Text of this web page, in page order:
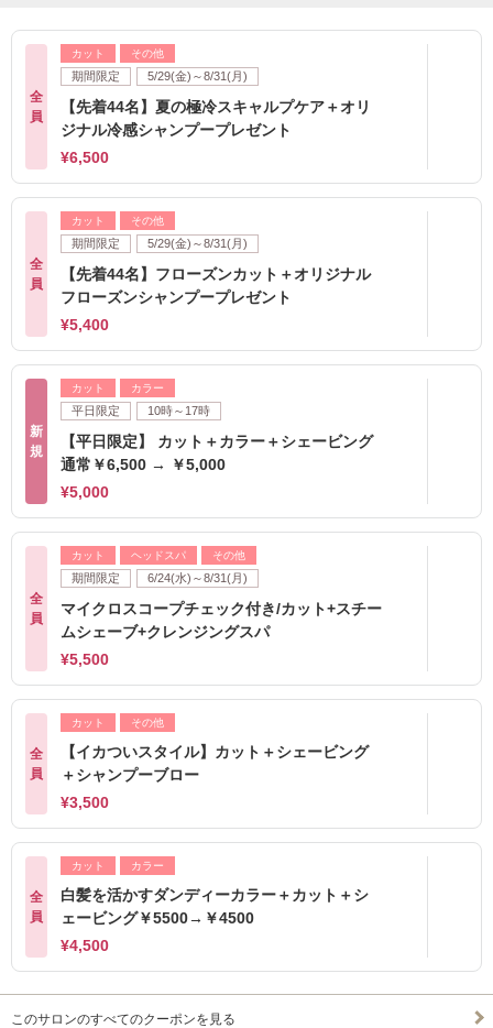
全
員
カット その他
期間限定 5/29(金)～8/31(月)
【先着44名】夏の極冷スキャルプケア＋オリ
ジナル冷感シャンプープレゼント
¥6,500
全
員
カット その他
期間限定 5/29(金)～8/31(月)
【先着44名】フローズンカット＋オリジナル
フローズンシャンプープレゼント
¥5,400
新
規
カット カラー
平日限定 10時～17時
【平日限定】 カット＋カラー＋シェービング
通常￥6,500 → ￥5,000
¥5,000
全
員
カット ヘッドスパ その他
期間限定 6/24(水)～8/31(月)
マイクロスコープチェック付き/カット+スチー
ムシェーブ+クレンジングスパ
¥5,500
全
員
カット その他
【イカついスタイル】カット＋シェービング
＋シャンプーブロー
¥3,500
全
員
カット カラー
白髪を活かすダンディーカラー＋カット＋シ
ェービング￥5500→￥4500
¥4,500
このサロンのすべてのクーポンを見る